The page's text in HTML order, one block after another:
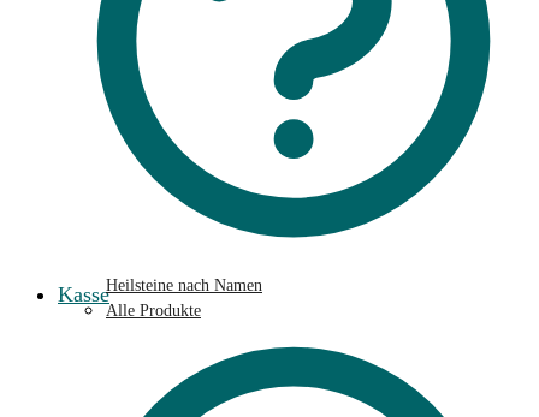
KasseHeilsteine nach Namen
Alle Produkte